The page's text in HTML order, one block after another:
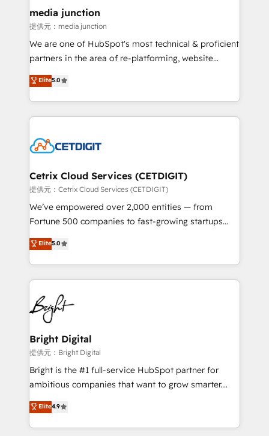
Mexico, USA, and Portugal—we've executed over a
hundred successful operations. Our approach,
rooted in RevOps principles, integrates analysis,
training, planning, and qualification. Leveraging
inbound marketing tactics, we focus on
understanding, nurturing, and converting leads.
competitive market.
media junction
提供元：media junction
We are one of HubSpot's most technical & proficient
partners in the area of re-platforming, website
design & development. We specialize in multi-hub
implementations for mid-market & enterprise
companies. We are woman-owned, powered by
coffee, and we ❤️ dogs. We produce award-winning
Impact Award 🏆2022 Technical Expertise Impact
Award 🏆2020 Elite Solutions Partner 🏆2019
Integrations HubSpot Impact Award 🏆2019
Marketing Enablement HubSpot Impact Award 🏆
2018 Website Design HubSpot Impact Award 🏆2017
Growth-Driven Design Agency of the Year 🏆2016
Sales Enablement HubSpot Impact Award 🏆2015
HubSpot COS Performance Award 🏆2014 HubSpot
COS Design Award 🏆2013 HubSpot Marketplace
Partner 📆Founded in 1997
Elite5.0
Cetrix Cloud Services (CETDIGIT)
提供元：Cetrix Cloud Services (CETDIGIT)
We’ve empowered over 2,000 entities — from
Fortune 500 companies to fast-growing startups
and nonprofits — to streamline operations, scale
revenue, and unlock the full potential of HubSpot.
With deep technical and industry expertise, we fuse
automation, integration, and AI innovation to deliver
lasting impact. We specialize in: • Turnkey and end-
to-end HubSpot implementations • Onboarding for
Sales, Service, Marketing & Content Hubs • AI voice
and chat agents, predictive automation, and smart
workflows • Salesforce + HubSpot integration •
RevOps and AI-driven sales enablement • Website
design and CMS development • ERP integration: SAP,
and CRM migration from any platform •
Client/member portals built on HubSpot • Custom
Elite5.0
Bright Digital
提供元：Bright Digital
Bright is the #1 full-service HubSpot partner for
ambitious companies that want to grow smarter.
From HubSpot onboarding, to training, from
developing a new website to lead generation and
digital marketing; we do it all (and with great
Elite4.9